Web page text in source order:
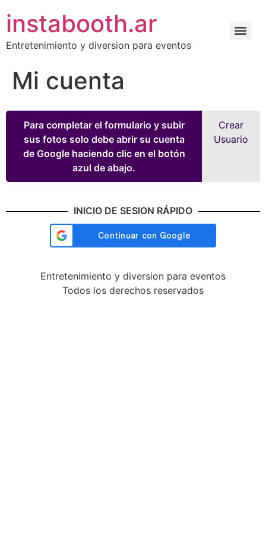
instabooth.ar
Entretenimiento y diversion para eventos
Mi cuenta
Para completar el formulario y subir
sus fotos solo debe abrir su cuenta
de Google haciendo clic en el botón
azul de abajo.
Crear
Usuario
INICIO DE SESION RÁPIDO
Entretenimiento y diversion para eventos
Todos los derechos reservados